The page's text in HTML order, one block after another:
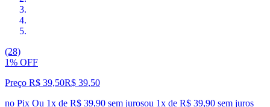
(28)
1% OFF
Preço R$ 39,50R$ 39,50
no Pix Ou 1x de R$ 39,90 sem jurosou 1x de R$ 39,90 sem juros